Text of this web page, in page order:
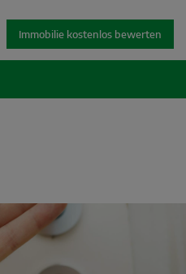
Immobilie kostenlos bewerten